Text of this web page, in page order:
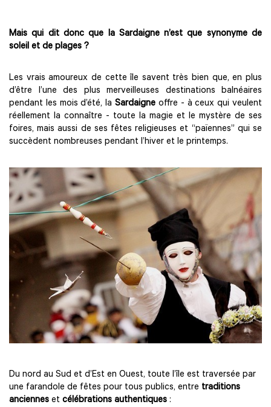
Mais qui dit donc que la Sardaigne n’est que synonyme de
soleil et de plages ?
Les vrais amoureux de cette île savent très bien que, en plus
d’être l’une des plus merveilleuses destinations balnéaires
pendant les mois d’été, laSardaigne offre - à ceux qui veulent
réellement la connaître - toute la magie et le mystère de ses
foires, mais aussi de ses fêtes religieuses et “païennes” qui se
succèdent nombreuses pendant l’hiver et le printemps.
Du nord au Sud et d’Est en Ouest, toute l’île est traversée par
une farandole de fêtes pour tous publics, entre traditions
anciennes et célébrations authentiques :